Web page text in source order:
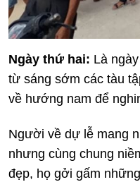
Ngày thứ hai: Là
từ sáng sớm các tàu
về hướng nam để
Người về dự lễ mang
nhưng cùng chung
đẹp, họ gởi gấm